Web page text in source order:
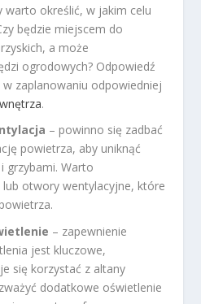
warto określić, w jakim celu
będzie miejscem do
a może
ogrodowych? Odpowiedź
zaplanowaniu odpowiedniej
wnętrza.
– powinno się zadbać
powietrza, aby uniknąć
grzybami. Warto
otwory wentylacyjne, które
– zapewnienie
jest kluczowe,
się korzystać z altany
dodatkowe oświetlenie